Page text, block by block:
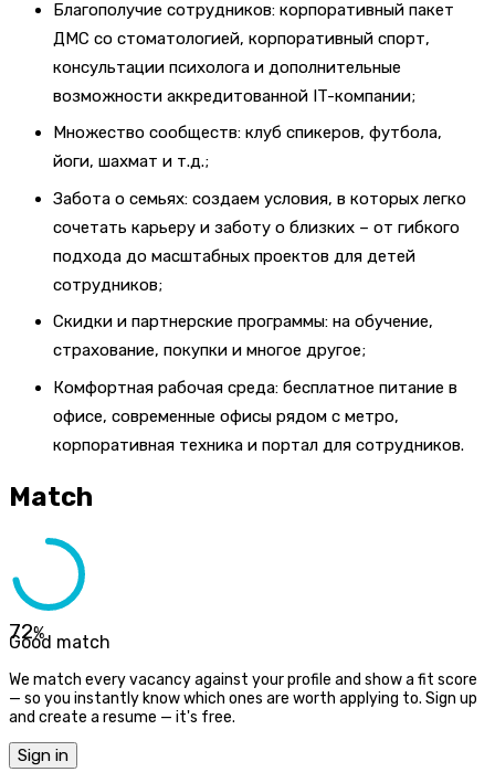
Благополучие сотрудников: корпоративный пакет
ДМС со стоматологией, корпоративный спорт,
консультации психолога и дополнительные
возможности аккредитованной IT-компании;
Множество сообществ: клуб спикеров, футбола,
йоги, шахмат и т.д.;
Забота о семьях: создаем условия, в которых легко
сочетать карьеру и заботу о близких – от гибкого
подхода до масштабных проектов для детей
сотрудников;
Скидки и партнерские программы: на обучение,
страхование, покупки и многое другое;
Комфортная рабочая среда: бесплатное питание в
офисе, современные офисы рядом с метро,
корпоративная техника и портал для сотрудников.
Match
72%
Good match
We match every vacancy against your profile and show a fit score
— so you instantly know which ones are worth applying to. Sign up
and create a resume — it's free.
Sign in